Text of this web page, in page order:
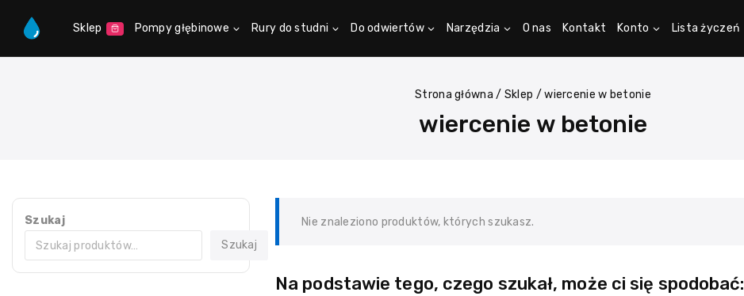
Sklep Pompy głębinowe Rury do studni Do odwiertów Narzędzia O nas Kontakt Konto Lista życzeń
Strona główna / Sklep / wiercenie w betonie
wiercenie w betonie
Nie znaleziono produktów, których szukasz.
Na podstawie tego, czego szukał, może ci się spodobać:
Szukaj
Szukaj